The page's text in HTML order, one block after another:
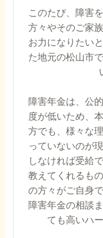
このたび、障害
方々やそのご家
お力になりたい
た地元の松山市
障害年金は、公
度が低いため、
方でも、様々な
っていないのが
しなければ受給
教えてくれるも
の方々がご自身
障害年金の相談
ても高いハ